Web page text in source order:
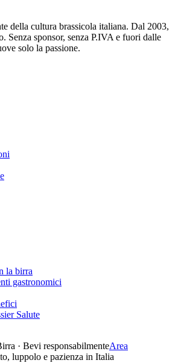
della cultura brassicola italiana. Dal 2003,
Senza sponsor, senza P.IVA e fuori dalle
solo la passione.
la birra
gastronomici
Salute
· Bevi responsabilmenteArea
luppolo e pazienza in Italia